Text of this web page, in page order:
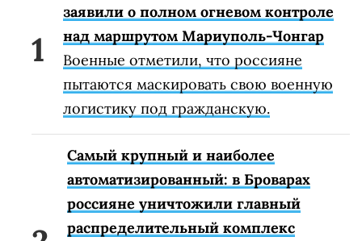
заявили о полном огневом контроле
над маршрутом Мариуполь-Чонгар
Военные отметили, что россияне
пытаются маскировать свою военную
логистику под гражданскую.
Самый крупный и наиболее
автоматизированный: в Броварах
россияне уничтожили главный
распределительный комплекс